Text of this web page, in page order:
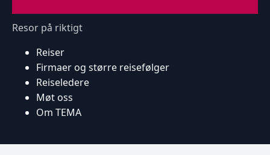
Resor på riktigt
Reiser
Firmaer og større reisefølger
Reiseledere
Møt oss
Om TEMA